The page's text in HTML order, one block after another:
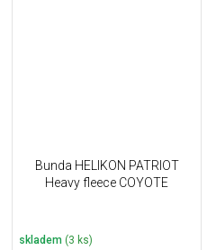
Bunda HELIKON PATRIOT
Heavy fleece COYOTE
skladem (3 ks)